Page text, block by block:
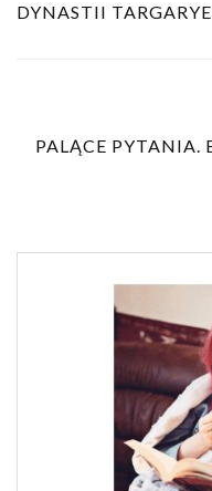
DYNASTII
PALĄCE PYTANIA.